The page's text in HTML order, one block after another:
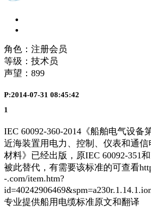
角色：注册会员
等级：技术员
声望： 899
P:2014-07-31 08:45:42
1
IEC 60092-360-2014《船舶电气设备
近海装置用电力、控制、仪表和通
材料》已经出版，原IEC 60092-351
被此替代，有需要该标准的可查看
-.com/item.htm?
专业提供船用电缆标准原文和翻译